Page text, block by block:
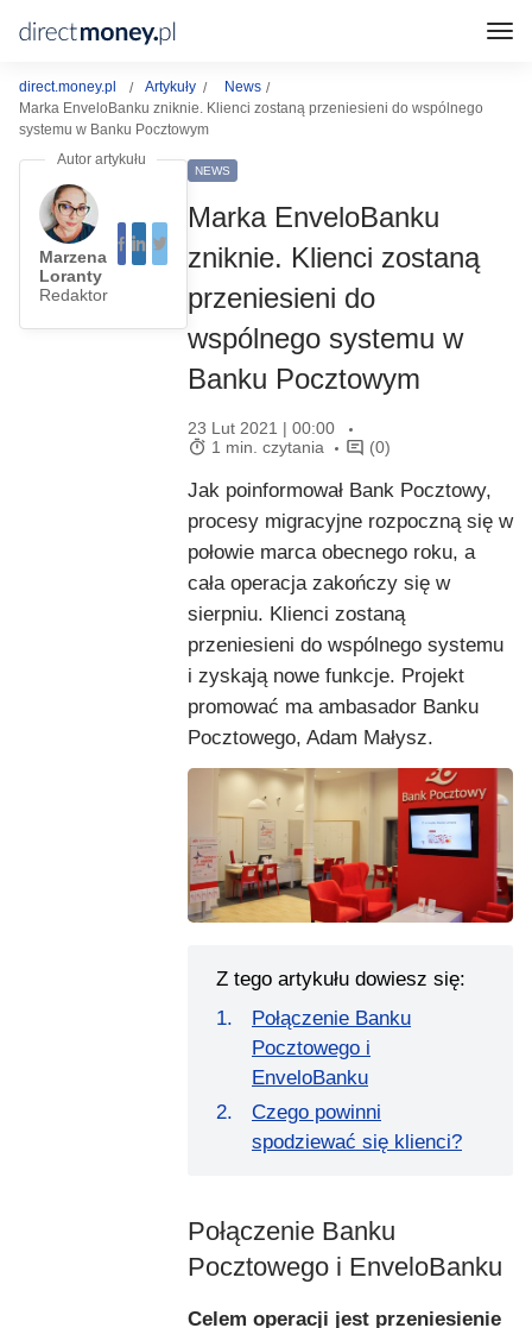
direct.money.pl Artykuły
News
Marka EnveloBanku zniknie. Klienci zostaną przeniesieni do wspólnego
systemu w Banku Pocztowym
Marzena
Loranty
Redaktor
NEWS
Marka EnveloBanku
zniknie. Klienci zostaną
przeniesieni do
wspólnego systemu w
Banku Pocztowym
23 Lut 2021 | 00:00
1 min. czytania
(0)
Jak poinformował Bank Pocztowy,
procesy migracyjne rozpoczną się w
połowie marca obecnego roku, a
cała operacja zakończy się w
sierpniu. Klienci zostaną
przeniesieni do wspólnego systemu
i zyskają nowe funkcje. Projekt
promować ma ambasador Banku
Pocztowego, Adam Małysz.
Z tego artykułu dowiesz się:
Połączenie Banku
Pocztowego i
EnveloBanku
Czego powinni
spodziewać się klienci?
Połączenie Banku
Pocztowego i EnveloBanku
Celem operacji jest przeniesienie